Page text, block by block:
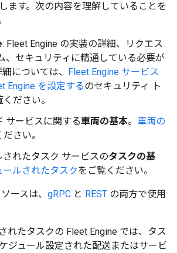
ます。次の内容を理解していることを
: Fleet Engine の実装の詳細、リクエス
、セキュリティに精通している必要が
については、 Fleet Engine サービス
Engine を設定するのセキュリティ ト
ださい。
サービスに関する車両の基本。 車両の
さい。
されたタスク サービスのタスクの基
ールされたタスクをご覧ください。
ースは、 gRPC と REST の両方で使用
れたタスクの Fleet Engine では、タス
ジュール設定された配送またはサービ